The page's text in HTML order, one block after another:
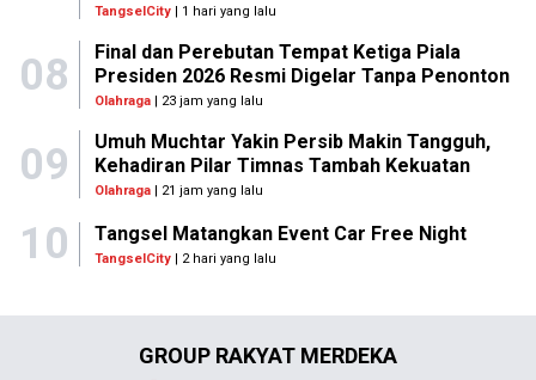
TangselCity| 1 hari yang lalu
08
Final dan Perebutan Tempat Ketiga Piala
Presiden 2026 Resmi Digelar Tanpa Penonton
Olahraga| 23 jam yang lalu
09
Umuh Muchtar Yakin Persib Makin Tangguh,
Kehadiran Pilar Timnas Tambah Kekuatan
Olahraga| 21 jam yang lalu
10 Tangsel Matangkan Event Car Free Night
TangselCity | 2 hari yang lalu
GROUP RAKYAT MERDEKA